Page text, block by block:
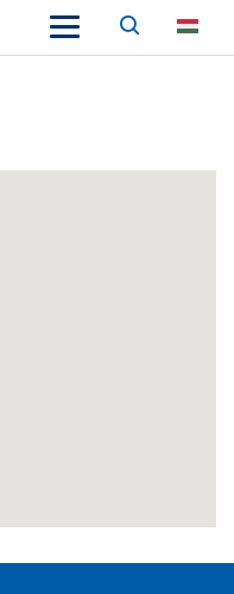
Keresés